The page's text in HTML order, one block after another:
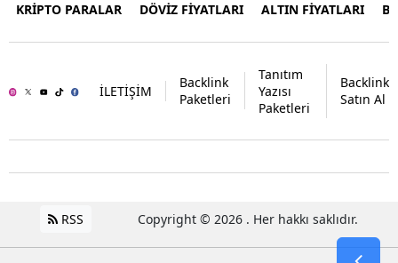
KRİPTO PARALAR DÖVİZ FİYATLARI ALTIN FİYATLARI
İLETİŞİM
Backlink
Paketleri
Tanıtım
Yazısı
Paketleri
Backlink
Satın Al
RSS Copyright © 2026 . Her hakkı saklıdır.